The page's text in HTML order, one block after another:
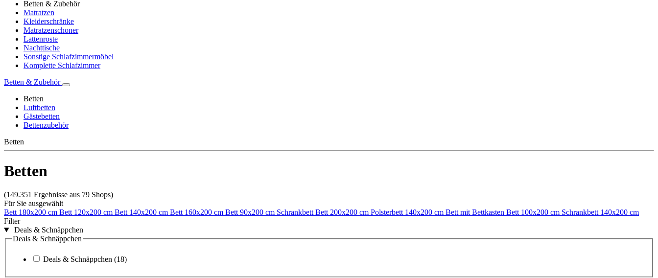
Betten & Zubehör
Matratzen
Kleiderschränke
Matratzenschoner
Lattenroste
Nachttische
Sonstige Schlafzimmermöbel
Komplette Schlafzimmer
Betten & Zubehör
Betten
Luftbetten
Gästebetten
Bettenzubehör
Betten
Betten
(149.351 Ergebnisse aus 79 Shops)
Für Sie ausgewählt
Bett 180x200 cm Bett 120x200 cm Bett 140x200 cm Bett 160x200 cm Bett 90x200 cm Schrankbett Bett 200x200 cm Polsterbett 140x200 cm Bett mit Bettkasten Bett 100x200 cm Schrankbett 140x200 cm
Filter
Deals & Schnäppchen
Deals & Schnäppchen
Deals & Schnäppchen (18)